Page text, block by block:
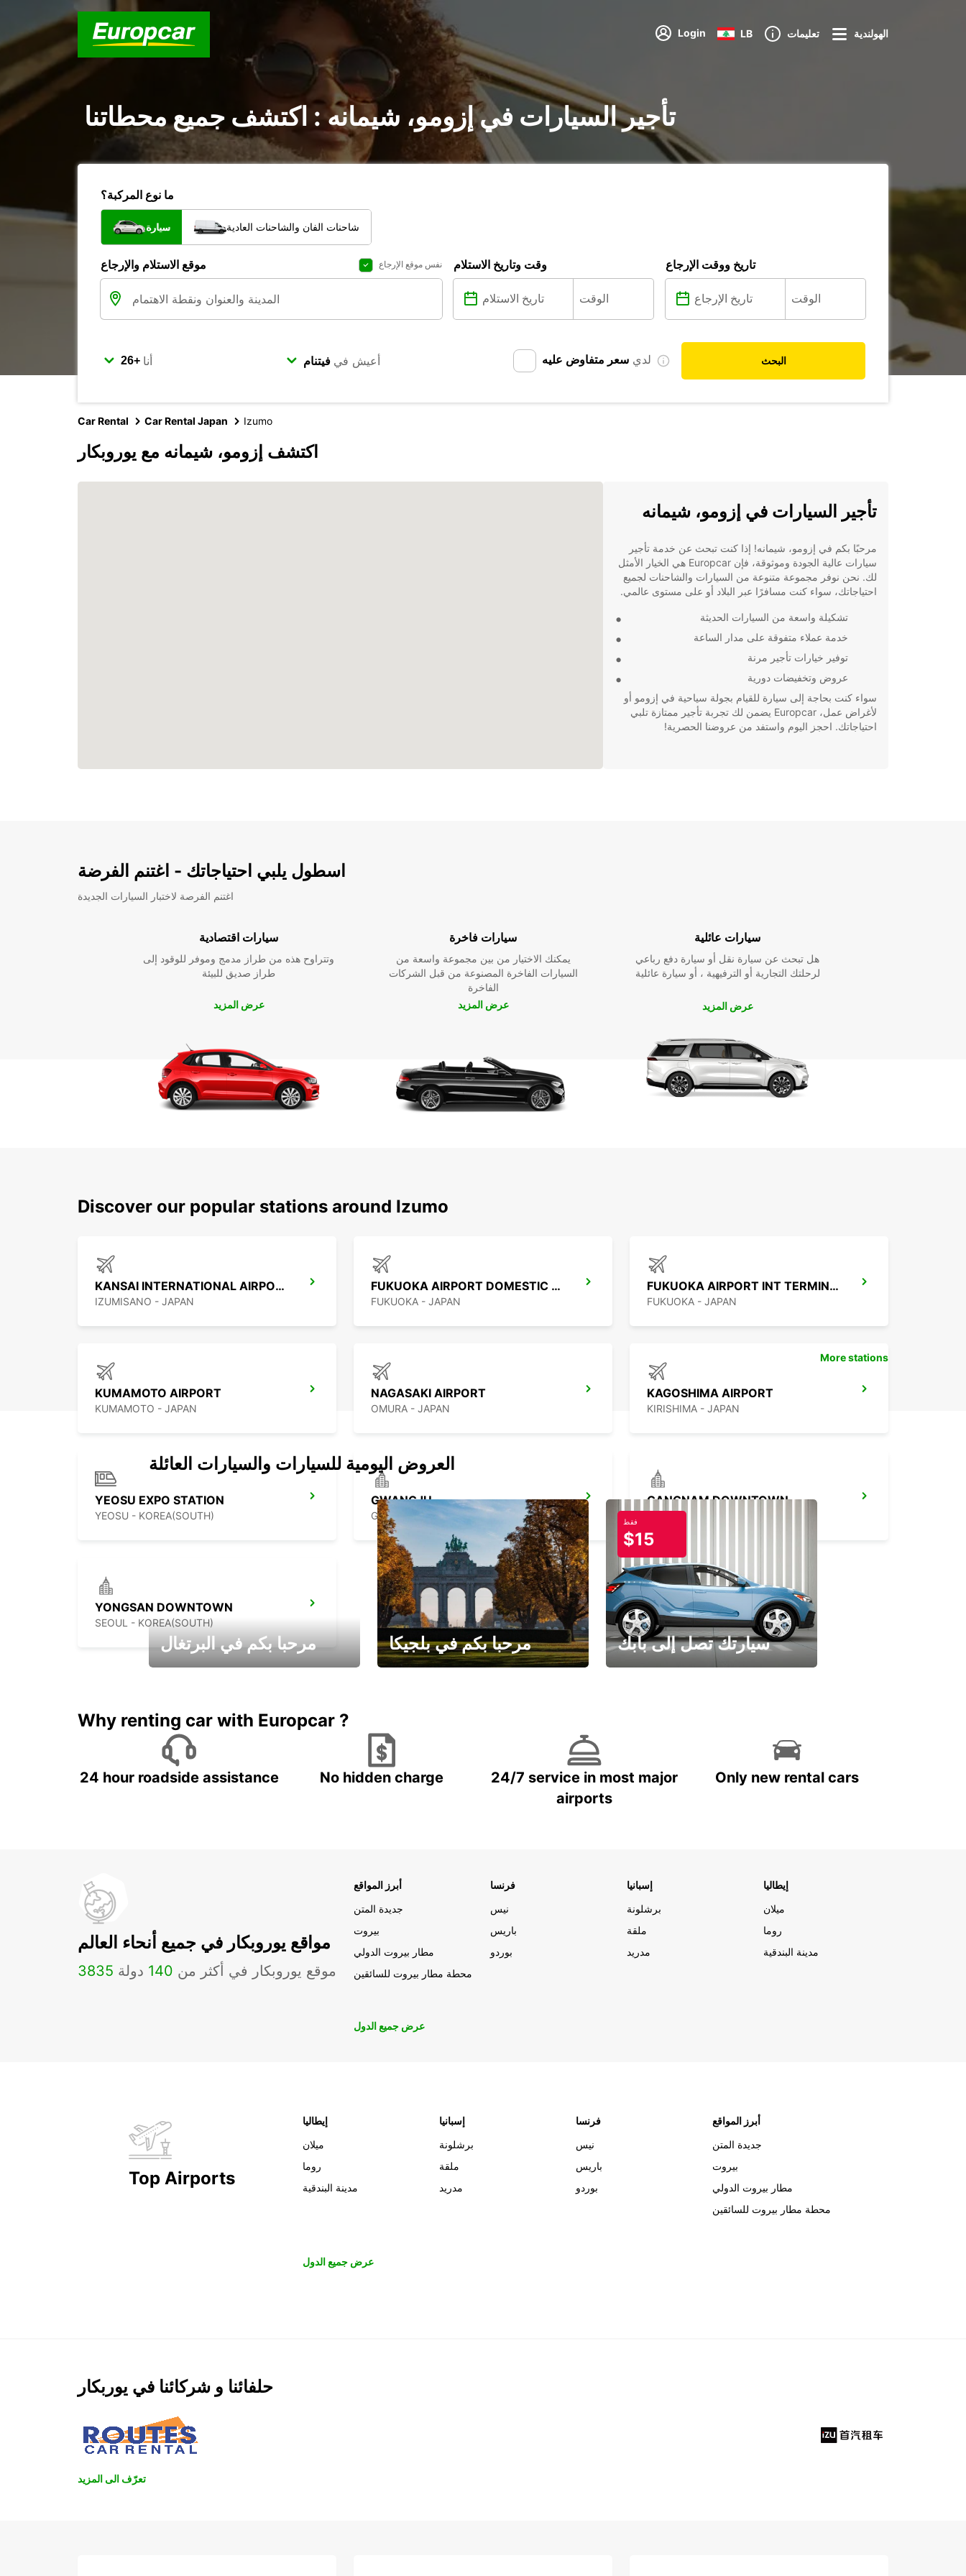
Login LB تعليمات الهولندية
تأجير السيارات في إزومو، شيمانه : اكتشف جميع محطاتنا
ما نوع المركبة؟
سيارة شاحنات الفان والشاحنات العادية
موقع الاستلام والإرجاع نفس موقع الإرجاع وقت وتاريخ الاستلام تاريخ ووقت الإرجاع
أنا أعيش في لدي سعر متفاوض عليه البحث
Car Rental Car Rental Japan Izumo
اكتشف إزومو، شيمانه مع يوروبكار
تأجير السيارات في إزومو، شيمانه
مرحبًا بكم في إزومو، شيمانه! إذا كنت تبحث عن خدمة تأجير
سيارات عالية الجودة وموثوقة، فإن Europcar هي الخيار الأمثل
لك. نحن نوفر مجموعة متنوعة من السيارات والشاحنات لجميع
احتياجاتك، سواء كنت مسافرًا عبر البلاد أو على مستوى عالمي.
تشكيلة واسعة من السيارات الحديثة
خدمة عملاء متفوقة على مدار الساعة
توفير خيارات تأجير مرنة
عروض وتخفيضات دورية
سواء كنت بحاجة إلى سيارة للقيام بجولة سياحية في إزومو أو
لأغراض عمل، Europcar يضمن لك تجربة تأجير ممتازة تلبي
احتياجاتك. احجز اليوم واستفد من عروضنا الحصرية!
اسطول يلبي احتياجاتك - اغتنم الفرضة
اغتنم الفرصة لاختبار السيارات الجديدة
سيارات اقتصادية
وتتراوح هذه من طراز مدمج وموفر للوقود إلى
طراز صديق للبيئة
عرض المزيد
سيارات فاخرة
يمكنك الاختيار من بين مجموعة واسعة من
السيارات الفاخرة المصنوعة من قبل الشركات
الفاخرة
عرض المزيد
سيارات عائلية
هل تبحث عن سيارة نقل أو سيارة دفع رباعي
لرحلتك التجارية أو الترفيهية ، أو سيارة عائلية
عرض المزيد
Discover our popular stations around Izumo
KANSAI INTERNATIONAL AIRPORT
IZUMISANO - JAPAN
FUKUOKA AIRPORT DOMESTIC TERMINAL
FUKUOKA - JAPAN
FUKUOKA AIRPORT INT TERMINAL
FUKUOKA - JAPAN
KUMAMOTO AIRPORT
KUMAMOTO - JAPAN
NAGASAKI AIRPORT
OMURA - JAPAN
KAGOSHIMA AIRPORT
KIRISHIMA - JAPAN
YEOSU EXPO STATION
YEOSU - KOREA(SOUTH)
GWANGJU
GWANGJU - KOREA(SOUTH)
GANGNAM DOWNTOWN
SEOUL - KOREA(SOUTH)
YONGSAN DOWNTOWN
SEOUL - KOREA(SOUTH)
More stations
العروض اليومية للسيارات والسيارات العائلة
مرحبا بكم في البرتغال مرحبا بكم في بلجيكا
فقط
$15
سيارتك تصل إلى بابك
Why renting car with Europcar ?
24 hour roadside assistance No hidden charge
24/7 service in most major
airports
Only new rental cars
مواقع يوروبكار في جميع أنحاء العالم
3835 موقع يوروبكار في أكثر من 140 دولة
أبرز المواقع
جديدة المتن
بيروت
مطار بيروت الدولي
محطة مطار بيروت للسائقين
فرنسا
نيس
باريس
بوردو
إسبانيا
برشلونة
ملقة
مدريد
إيطاليا
ميلان
روما
مدينة البندقية
عرض جميع الدول
Top Airports
إيطاليا
ميلان
روما
مدينة البندقية
إسبانيا
برشلونة
ملقة
مدريد
فرنسا
نيس
باريس
بوردو
أبرز المواقع
جديدة المتن
بيروت
مطار بيروت الدولي
محطة مطار بيروت للسائقين
عرض جميع الدول
حلفائنا و شركائنا في يوربكار
تعرّف الى المزيد